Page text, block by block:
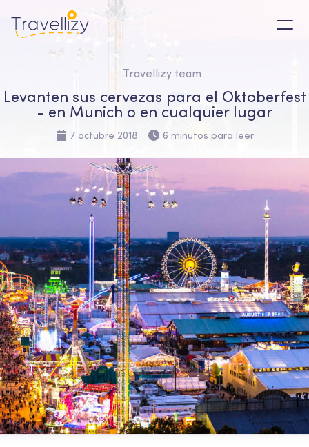
Travellizy team
Levanten sus cervezas para el Oktoberfest
- en Munich o en cualquier lugar
7 octubre 2018 6 minutos para leer